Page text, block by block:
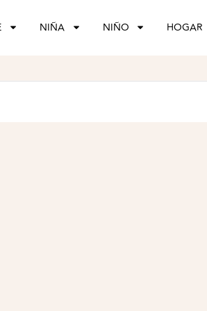
NIÑA NIÑO HOGAR